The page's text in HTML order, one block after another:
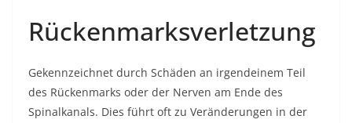
Rückenmarksverletzung
Gekennzeichnet durch Schäden an irgendeinem Teil
des Rückenmarks oder der Nerven am Ende des
Spinalkanals. Dies führt oft zu Veränderungen in der